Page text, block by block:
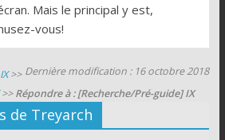
Mais le principal y est,
vous!
Dernière modification : 16 octobre 2018
IX>>
Répondre à : [Recherche/Pré-guide] IX
de Treyarch